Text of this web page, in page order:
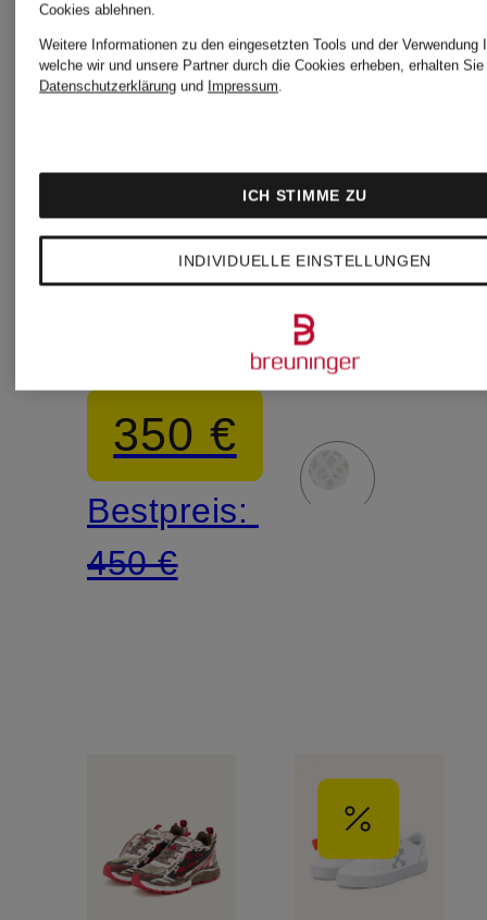
+Aktionsrabatt
White
Sneaker
RIGHT
BACK
350 €
Bestpreis:
450 €
Off-
Sneaker
BE
RIGHT
BACK
450 €
Cookies ablehnen.
Weitere Informationen zu den eingesetzten Tools und der Verwendung
welche wir und unsere Partner durch die Cookies erheben, erhalten
Datenschutzerklärung und Impressum.
INDIVIDUELLE EINSTELLUNGEN
ICH STIMME ZU